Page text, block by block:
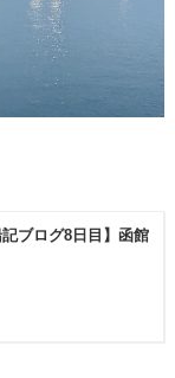
記ブログ8日目】函館